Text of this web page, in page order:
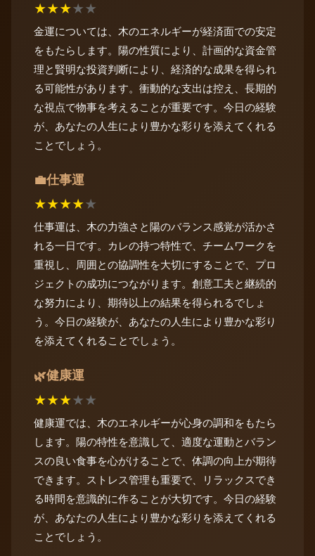
★★★★★
金運については、木のエネルギーが経済面での安定
をもたらします。陽の性質により、計画的な資金管
理と賢明な投資判断により、経済的な成果を得られ
る可能性があります。衝動的な支出は控え、長期的
な視点で物事を考えることが重要です。今日の経験
が、あなたの人生により豊かな彩りを添えてくれる
ことでしょう。
💼仕事運
★★★★★
仕事運は、木の力強さと陽のバランス感覚が活かさ
れる一日です。カレの持つ特性で、チームワークを
重視し、周囲との協調性を大切にすることで、プロ
ジェクトの成功につながります。創意工夫と継続的
な努力により、期待以上の結果を得られるでしょ
う。今日の経験が、あなたの人生により豊かな彩り
を添えてくれることでしょう。
🌿健康運
★★★★★
健康運では、木のエネルギーが心身の調和をもたら
します。陽の特性を意識して、適度な運動とバラン
スの良い食事を心がけることで、体調の向上が期待
できます。ストレス管理も重要で、リラックスでき
る時間を意識的に作ることが大切です。今日の経験
が、あなたの人生により豊かな彩りを添えてくれる
ことでしょう。